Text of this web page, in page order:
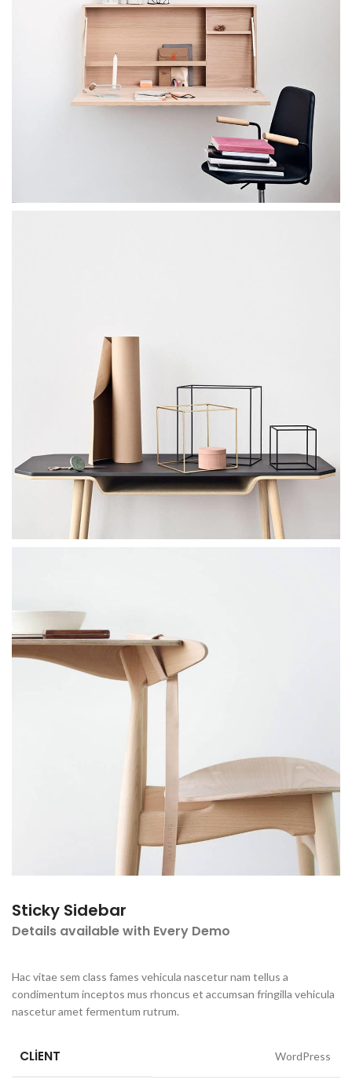
Sticky Sidebar
Details available with Every Demo
Hac vitae sem class fames vehicula nascetur nam tellus a
condimentum inceptos mus rhoncus et accumsan fringilla vehicula
nascetur amet fermentum rutrum.
CLIENT WordPress